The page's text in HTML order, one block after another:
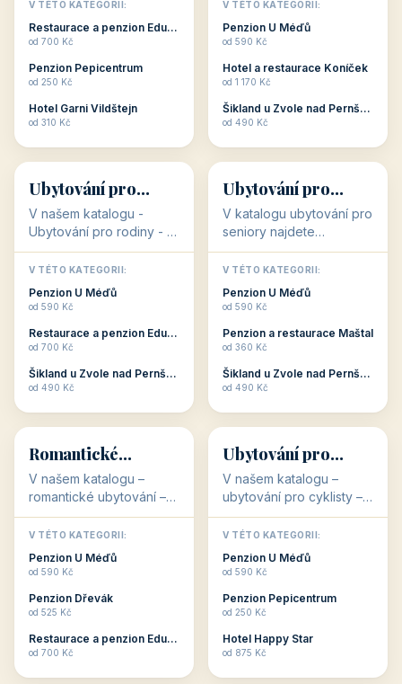
dovolenou přímo
souvisejí. Aktivní
odpočinek jso...
V TÉTO KATEGORII:
Restaurace a penzion Eduard
od 700 Kč
Penzion Pepicentrum
od 250 Kč
Hotel Garni Vildštejn
od 310 Kč
cenově dostupné
ubytování v ČR. Budete
c...
V TÉTO KATEGORII:
Penzion U Méďů
od 590 Kč
Hotel a restaurace Koníček
od 1 170 Kč
Šikland u Zvole nad Pernštejnem
od 490 Kč
👨‍👩‍👧‍👦
👨‍👩‍👧‍👦
34 objektů
Ubytování pro
rodiny
V našem katalogu -
Ubytování pro rodiny -
jsou pro Vás připraveny
objekty, které svojí
polohou či vybaveností,
nabízí klidné ubytování
V TÉTO KATEGORII:
Penzion U Méďů
od 590 Kč
Restaurace a penzion Eduard
od 700 Kč
Šikland u Zvole nad Pernštejnem
od 490 Kč
🧓
🧓
33 objektů
Ubytování pro
seniory
V katalogu ubytování pro
seniory najdete
penziony a hotely, které
jsou přizpůsobeny pro
ubytování klientů vyššího
věku. Některé z nich
V TÉTO KATEGORII:
Penzion U Méďů
od 590 Kč
Penzion a restaurace Maštal
od 360 Kč
Šikland u Zvole nad Pernštejnem
od 490 Kč
💕
💕
Romantické
ubytování
V našem katalogu –
romantické ubytování –
jsou pro Vás připraveny
objekty, které svojí
stavbou, polohou anebo
zaměřením nabízí
Romantické ...
V TÉTO KATEGORII:
Penzion U Méďů
od 590 Kč
Penzion Dřevák
od 525 Kč
Restaurace a penzion Eduard
od 700 Kč
🚴
🚴
32 objektů
Ubytování pro
cyklisty
V našem katalogu –
ubytování pro cyklisty –
jsou pro Vás připraveny
objekty, které jsou na
milovníky cykloturistiky
připraveny. Většinou mají
V TÉTO KATEGORII:
Penzion U Méďů
od 590 Kč
Penzion Pepicentrum
od 250 Kč
Hotel Happy Star
od 875 Kč
👥 💼